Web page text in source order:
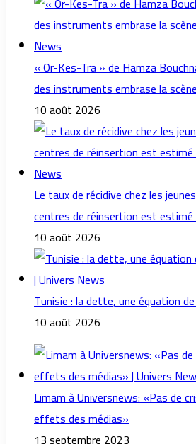
« Or-Kes-Tra » de Hamza
des instruments embrase la
10 août 2026
Le taux de récidive chez les
centres de réinsertion est estimé
10 août 2026
Tunisie : la dette, une équation
10 août 2026
Limam à Universnews: «Pas de
effets des médias»